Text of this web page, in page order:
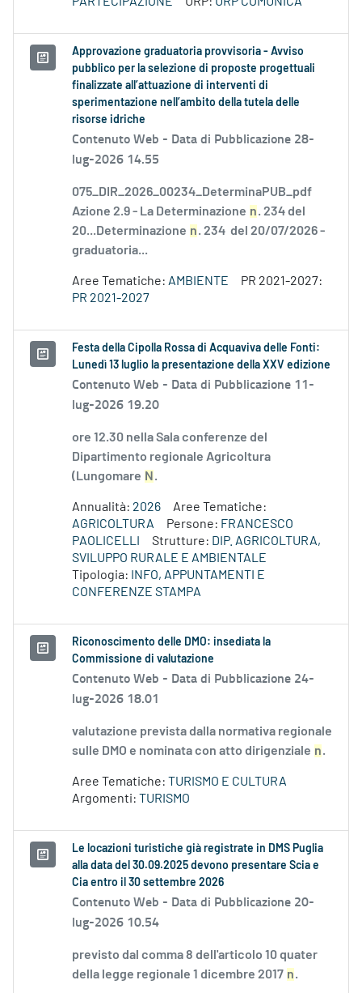
Approvazione graduatoria provvisoria - Avviso
pubblico per la selezione di proposte progettuali
finalizzate all’attuazione di interventi di
sperimentazione nell’ambito della tutela delle
risorse idriche
Contenuto Web - Data di Pubblicazione 28-
lug-2026 14.55
075_DIR_2026_00234_DeterminaPUB_pdf
Azione 2.9 - La Determinazione n. 234 del
20...Determinazione n. 234 del 20/07/2026 -
graduatoria...
Aree Tematiche: AMBIENTE
PR 2021-2027:
PR 2021-2027
Festa della Cipolla Rossa di Acquaviva delle Fonti:
Lunedì 13 luglio la presentazione della XXV edizione
Contenuto Web - Data di Pubblicazione 11-
lug-2026 19.20
ore 12.30 nella Sala conferenze del
Dipartimento regionale Agricoltura
(Lungomare N .
Annualità: 2026
Aree Tematiche:
AGRICOLTURA
Persone: FRANCESCO
PAOLICELLI
Strutture: DIP. AGRICOLTURA,
SVILUPPO RURALE E AMBIENTALE
Tipologia:
INFO, APPUNTAMENTI E
CONFERENZE STAMPA
Riconoscimento delle DMO: insediata la
Commissione di valutazione
Contenuto Web - Data di Pubblicazione 24-
lug-2026 18.01
valutazione prevista dalla normativa regionale
sulle DMO e nominata con atto dirigenziale n.
Aree Tematiche: TURISMO E CULTURA
Argomenti: TURISMO
Le locazioni turistiche già registrate in DMS Puglia
alla data del 30.09.2025 devono presentare Scia e
Cia entro il 30 settembre 2026
Contenuto Web - Data di Pubblicazione 20-
lug-2026 10.54
previsto dal comma 8 dell'articolo 10 quater
della legge regionale 1 dicembre 2017 n.